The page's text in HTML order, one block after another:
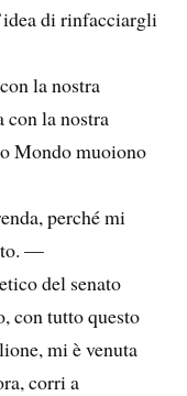
di rinfacciargli
la nostra
con la nostra
Mondo muoiono
perché mi
—
del senato
con tutto questo
mi è venuta
corri a